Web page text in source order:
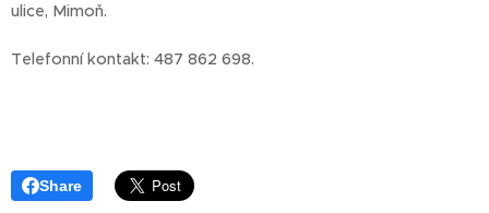
ulice, Mimoň.
Telefonní kontakt: 487 862 698.
Share